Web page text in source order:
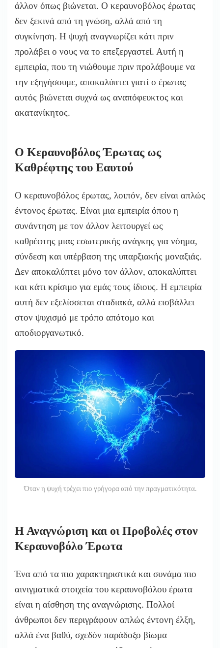
άλλον όπως βιώνεται. Ο κεραυνοβόλος έρωτας
δεν ξεκινά από τη γνώση, αλλά από τη
συγκίνηση. Η ψυχή αναγνωρίζει κάτι πριν
προλάβει ο νους να το επεξεργαστεί. Αυτή η
εμπειρία, που τη νιώθουμε πριν προλάβουμε να
την εξηγήσουμε, αποκαλύπτει γιατί ο έρωτας
αυτός βιώνεται συχνά ως αναπόφευκτος και
ακατανίκητος.
Ο Κεραυνοβόλος Έρωτας ως
Καθρέφτης του Εαυτού
Ο κεραυνοβόλος έρωτας, λοιπόν, δεν είναι απλώς
έντονος έρωτας. Είναι μια εμπειρία όπου η
συνάντηση με τον άλλον λειτουργεί ως
καθρέφτης μιας εσωτερικής ανάγκης για νόημα,
σύνδεση και υπέρβαση της υπαρξιακής μοναξιάς.
Δεν αποκαλύπτει μόνο τον άλλον, αποκαλύπτει
και κάτι κρίσιμο για εμάς τους ίδιους. Η εμπειρία
αυτή δεν εξελίσσεται σταδιακά, αλλά εισβάλλει
στον ψυχισμό με τρόπο απότομο και
αποδιοργανωτικό.
Όταν η ψυχή τρέχει πιο γρήγορα από την πραγματικότητα.
Η Αναγνώριση και οι Προβολές στον
Κεραυνοβόλο Έρωτα
Ένα από τα πιο χαρακτηριστικά και συνάμα πιο
αινιγματικά στοιχεία του κεραυνοβόλου έρωτα
είναι η αίσθηση της αναγνώρισης. Πολλοί
άνθρωποι δεν περιγράφουν απλώς έντονη έλξη,
αλλά ένα βαθύ, σχεδόν παράδοξο βίωμα